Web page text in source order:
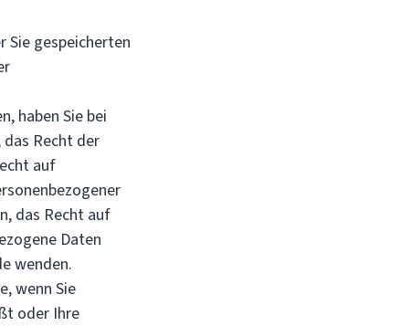
Sie gespeicherten
haben Sie bei
Recht der
auf
das Recht auf
Daten
wenden.
wenn Sie
oder Ihre